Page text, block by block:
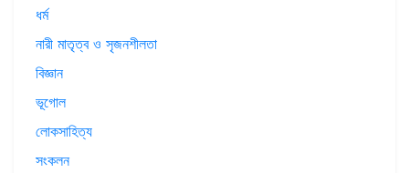
ধর্ম
নারী মাতৃত্ব ও সৃজনশীলতা
বিজ্ঞান
ভূগোল
লোকসাহিত্য
সংকলন